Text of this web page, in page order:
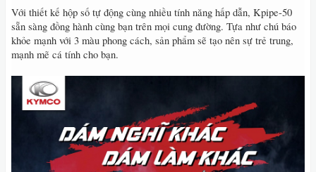
Với thiết kế hộp số tự động cùng nhiều tính năng hấp dẫn, Kpipe-50
sẵn sàng đồng hành cùng bạn trên mọi cung đường. Tựa như chú báo
khỏe mạnh với 3 màu phong cách, sản phẩm sẽ tạo nên sự trẻ trung,
mạnh mẽ cá tính cho bạn.